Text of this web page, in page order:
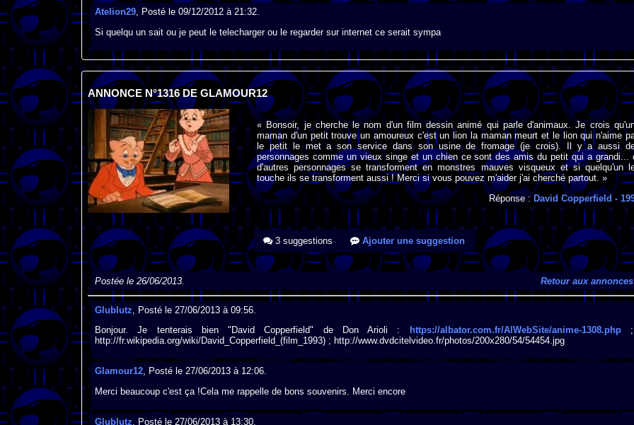
Atelion29, Posté le 09/12/2012 à 21:32.
Si quelqu un sait ou je peut le telecharger ou le regarder sur internet ce serait sympa
ANNONCE N°1316 DE GLAMOUR12
« Bonsoir, je cherche le nom d'un film dessin animé qui parle d'animaux. Je crois
maman d'un petit trouve un amoureux c'est un lion la maman meurt et le lion qui n'aime
le petit le met a son service dans son usine de fromage (je crois). Il y a aussi
personnages comme un vieux singe et un chien ce sont des amis du petit qui a grandi...
d'autres personnages se transforment en monstres mauves visqueux et si quelqu'un
touche ils se transforment aussi ! Merci si vous pouvez m'aider j'ai cherché partout. »
Réponse :David Copperfield-
3 suggestions Ajouter une suggestion
Postée le 26/06/2013. Retour aux annonces
Glublutz , Posté le 27/06/2013 à 09:56.
Bonjour. Je tenterais bien "David Copperfield" de Don Arioli :
https://albator.com.fr/AlWebSite/anime-1308.php;
http://fr.wikipedia.org/wiki/David_Copperfield_(film_1993) ; http://www.dvdcitelvideo.fr/photos/200x280/54/54454.jpg
Glamour12, Posté le 27/06/2013 à 12:06.
Merci beaucoup c'est ça !Cela me rappelle de bons souvenirs. Merci encore
Glublutz, Posté le 27/06/2013 à 13:30.